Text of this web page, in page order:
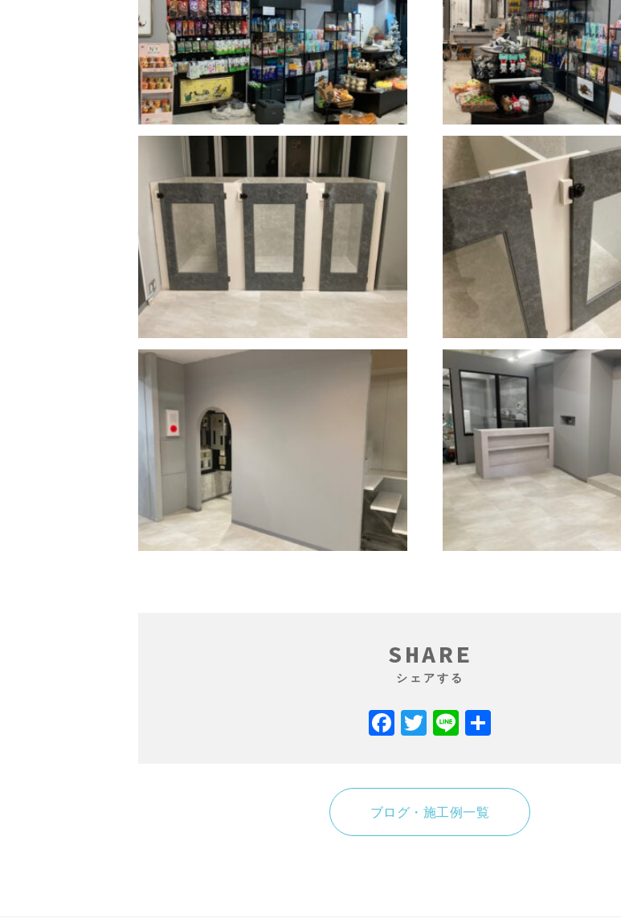
SHARE
シェアする
Facebook
Twitter
Line
ブログ・施工例一覧